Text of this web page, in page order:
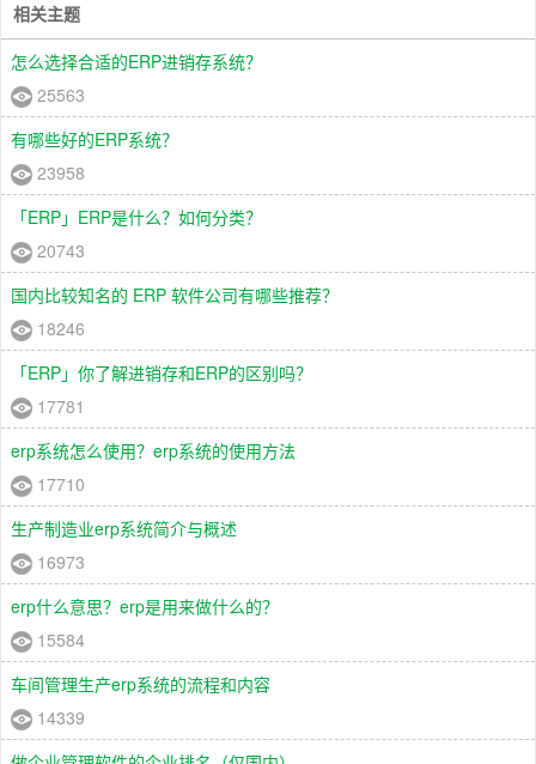
相关主题
怎么选择合适的ERP进销存系统？
25563
有哪些好的ERP系统？
23958
「ERP」ERP是什么？如何分类？
20743
国内比较知名的 ERP 软件公司有哪些推荐？
18246
「ERP」你了解进销存和ERP的区别吗？
17781
erp系统怎么使用？erp系统的使用方法
17710
生产制造业erp系统简介与概述
16973
erp什么意思？erp是用来做什么的？
15584
车间管理生产erp系统的流程和内容
14339